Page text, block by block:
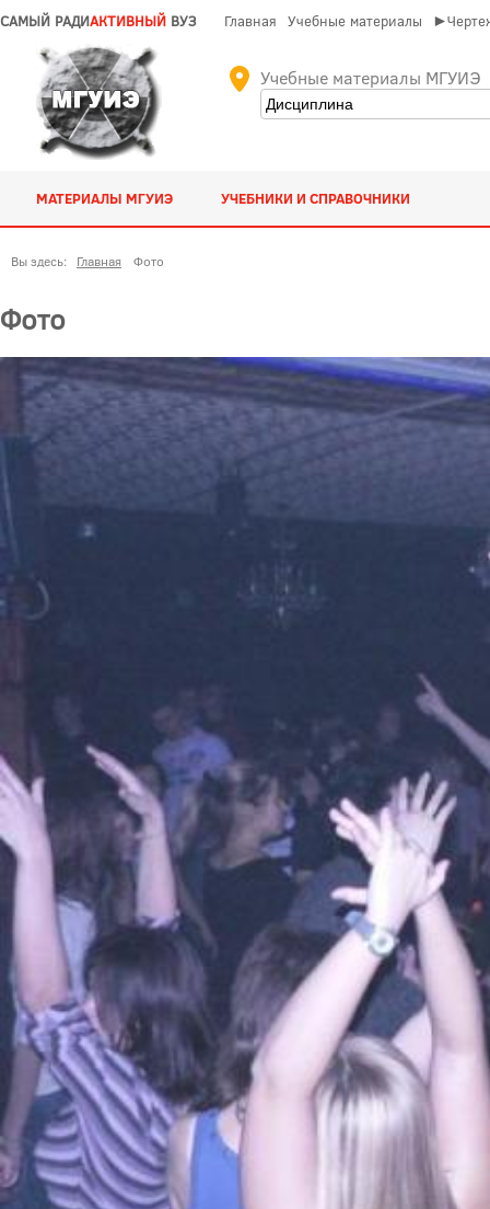
САМЫЙ РАДИАКТИВНЫЙ ВУЗ Главная Учебные материалы
Учебные материалы МГУИЭ
МАТЕРИАЛЫ МГУИЭ УЧЕБНИКИ И СПРАВОЧНИКИ
Вы здесь: Главная Фото
Фото